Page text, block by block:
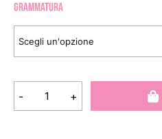
GRAMMATURA
- +